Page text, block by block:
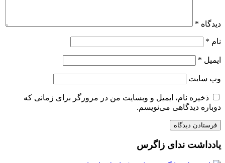
دیدگاه *
نام *
ایمیل *
وب‌ سایت
ذخیره نام، ایمیل و وبسایت من در مرورگر برای زمانی که
دوباره دیدگاهی می‌نویسم.
یادداشت ندای زاگرس